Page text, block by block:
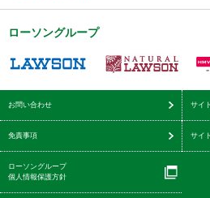
ローソングループ
お問い合わせ サイ
免責事項 サイ
ローソングループ
個人情報保護方針